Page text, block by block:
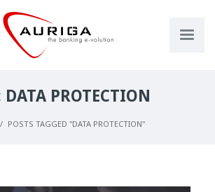
DATA PROTECTION
POSTS TAGGED "DATA PROTECTION"